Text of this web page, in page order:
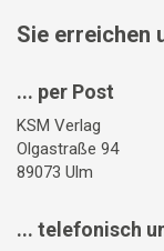
Sie erreichen
... per Post
KSM Verlag
Olgastraße 94
89073 Ulm
... telefonisch